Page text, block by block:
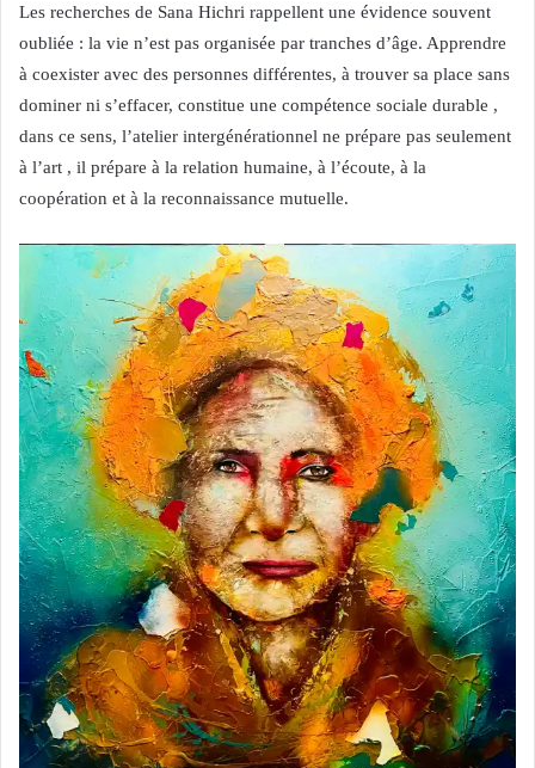
Les recherches de Sana Hichri rappellent une évidence souvent
oubliée : la vie n’est pas organisée par tranches d’âge. Apprendre
à coexister avec des personnes différentes, à trouver sa place sans
dominer ni s’effacer, constitue une compétence sociale durable ,
dans ce sens, l’atelier intergénérationnel ne prépare pas seulement
à l’art , il prépare à la relation humaine, à l’écoute, à la
coopération et à la reconnaissance mutuelle.